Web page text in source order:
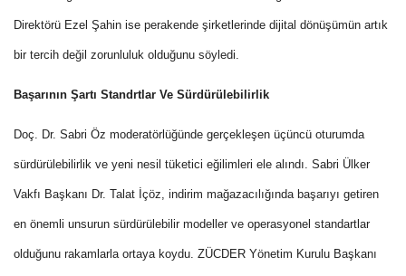
Direktörü Ezel Şahin ise perakende şirketlerinde dijital dönüşümün artık
bir tercih değil zorunluluk olduğunu söyledi.
Başarının Şartı Standrtlar Ve Sürdürülebilirlik
Doç. Dr. Sabri Öz moderatörlüğünde gerçekleşen üçüncü oturumda
sürdürülebilirlik ve yeni nesil tüketici eğilimleri ele alındı. Sabri Ülker
Vakfı Başkanı Dr. Talat İçöz, indirim mağazacılığında başarıyı getiren
en önemli unsurun sürdürülebilir modeller ve operasyonel standartlar
olduğunu rakamlarla ortaya koydu. ZÜCDER Yönetim Kurulu Başkanı